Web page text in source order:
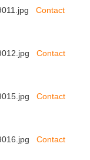
Contact
Contact
Contact
Contact